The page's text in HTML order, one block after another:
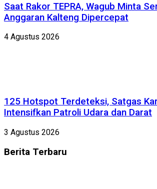
Saat Rakor TEPRA, Wagub Minta
Anggaran Kalteng Dipercepat
4 Agustus 2026
125 Hotspot Terdeteksi, Satgas
Intensifkan Patroli Udara dan Darat
3 Agustus 2026
Berita Terbaru